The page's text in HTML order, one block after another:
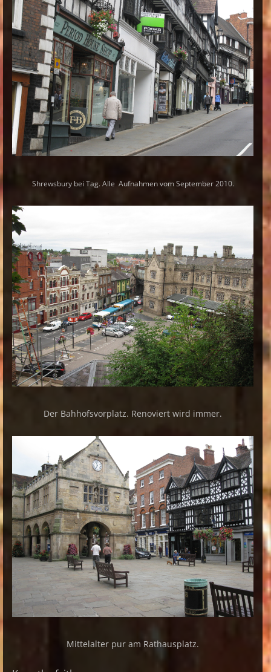
Shrewsbury bei Tag. Alle Aufnahmen vom September 2010.
Der Bahhofsvorplatz. Renoviert wird immer.
Mittelalter pur am Rathausplatz.